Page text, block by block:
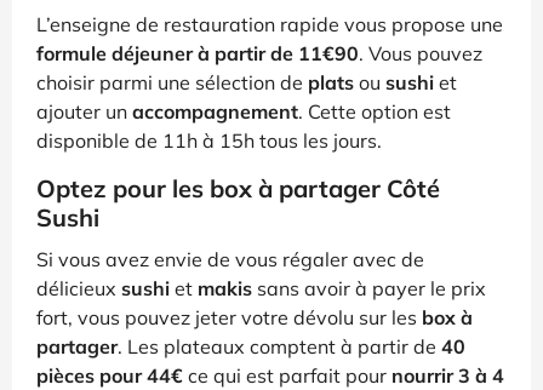
L’enseigne de restauration rapide vous propose une
formule déjeuner à partir de 11€90. Vous pouvez
choisir parmi une sélection de plats ou sushi et
ajouter un accompagnement. Cette option est
disponible de 11h à 15h tous les jours.
Optez pour les box à partager Côté
Sushi
Si vous avez envie de vous régaler avec de
délicieux sushi et makis sans avoir à payer le prix
fort, vous pouvez jeter votre dévolu sur les box à
partager. Les plateaux comptent à partir de 40
pièces pour 44€ ce qui est parfait pour nourrir 3 à 4